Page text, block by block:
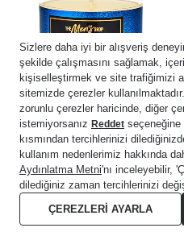
Ocean
Orta Boy Mum
1.599,00 ₺
899,00 ₺